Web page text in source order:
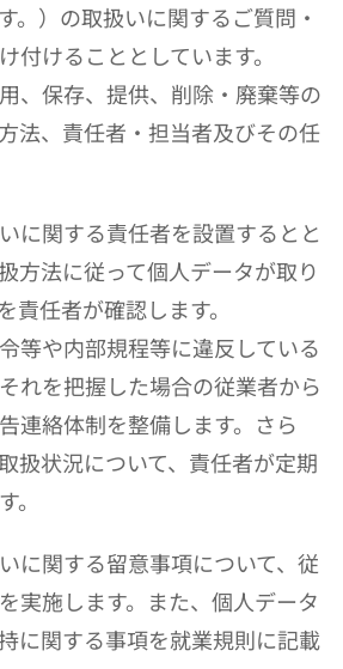
。）の取扱いに関するご質問・
付けることとしています。
、保存、提供、削除・廃棄等の
法、責任者・担当者及びその任
に関する責任者を設置するとと
方法に従って個人データが取り
責任者が確認します。
等や内部規程等に違反している
れを把握した場合の従業者から
連絡体制を整備します。さら
扱状況について、責任者が定期
。
に関する留意事項について、従
実施します。また、個人データ
に関する事項を就業規則に記載